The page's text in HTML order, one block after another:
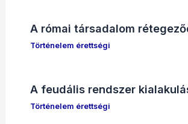
A római társadalom
Történelem érettségi
A feudális rendszer
Történelem érettségi